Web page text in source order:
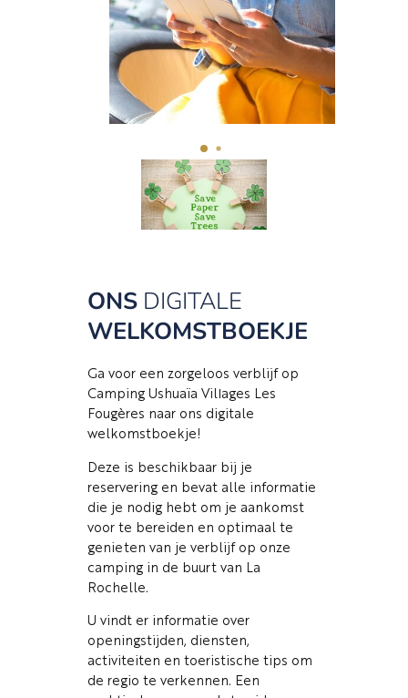
ONSDIGITALE
WELKOMSTBOEKJE
Ga voor een zorgeloos verblijf op
Camping Ushuaïa Villages Les
Fougères naar ons digitale
welkomstboekje!
Deze is beschikbaar bij je
reservering en bevat alle informatie
die je nodig hebt om je aankomst
voor te bereiden en optimaal te
genieten van je verblijf op onze
camping in de buurt van La
Rochelle.
U vindt er informatie over
openingstijden, diensten,
activiteiten en toeristische tips om
de regio te verkennen. Een